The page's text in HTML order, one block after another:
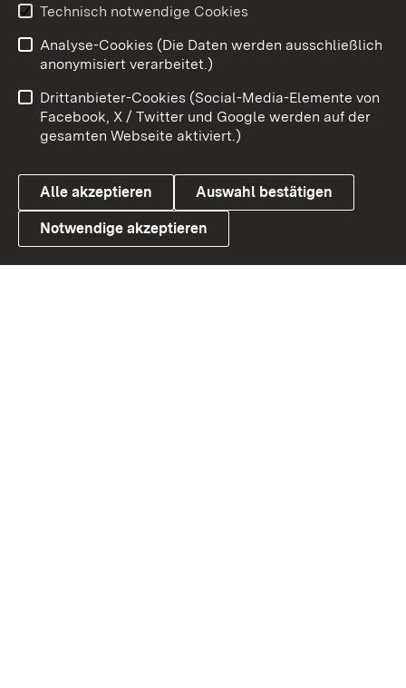
Link zum Landesportal
Impressum
Kontakt
Barrierefreiheit
Datenschutz
Cookies
Technisch notwendige Cookies
Analyse-Cookies (Die Daten werden ausschließlich
anonymisiert verarbeitet.)
Drittanbieter-Cookies (Social-Media-Elemente von
Facebook, X / Twitter und Google werden auf der
gesamten Webseite aktiviert.)
Alle akzeptieren Auswahl bestätigen
Notwendige akzeptieren